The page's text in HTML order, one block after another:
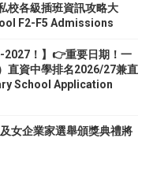
校各級插班資訊攻略大
F2-F5 Admissions
2027！】👉重要日期！一
直資中學排名2026/27兼直
School Application
女企業家選舉頒獎典禮將